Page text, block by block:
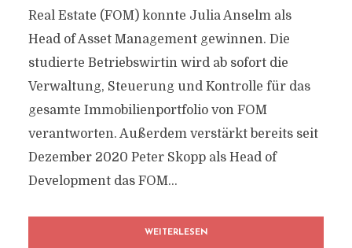
Real Estate (FOM) konnte Julia Anselm als
Head of Asset Management gewinnen. Die
studierte Betriebswirtin wird ab sofort die
Verwaltung, Steuerung und Kontrolle für das
gesamte Immobilienportfolio von FOM
verantworten. Außerdem verstärkt bereits seit
Dezember 2020 Peter Skopp als Head of
Development das FOM...
WEITERLESEN